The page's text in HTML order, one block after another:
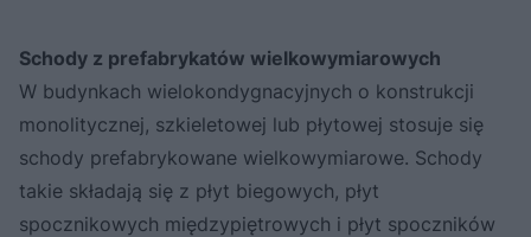
Schody z prefabrykatów wielkowymiarowych
W budynkach wielokondygnacyjnych o konstrukcji
monolitycznej, szkieletowej lub płytowej stosuje się
schody prefabrykowane wielkowymiarowe. Schody
takie składają się z płyt biegowych, płyt
spocznikowych międzypiętrowych i płyt spoczników